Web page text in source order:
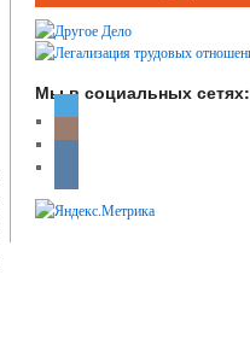
Мы в социальных сетях: